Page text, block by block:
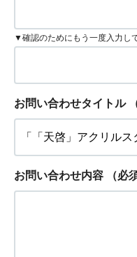
▼確認のためにもう一度入力し
お問い合わせタイトル
お問い合わせ内容 （必